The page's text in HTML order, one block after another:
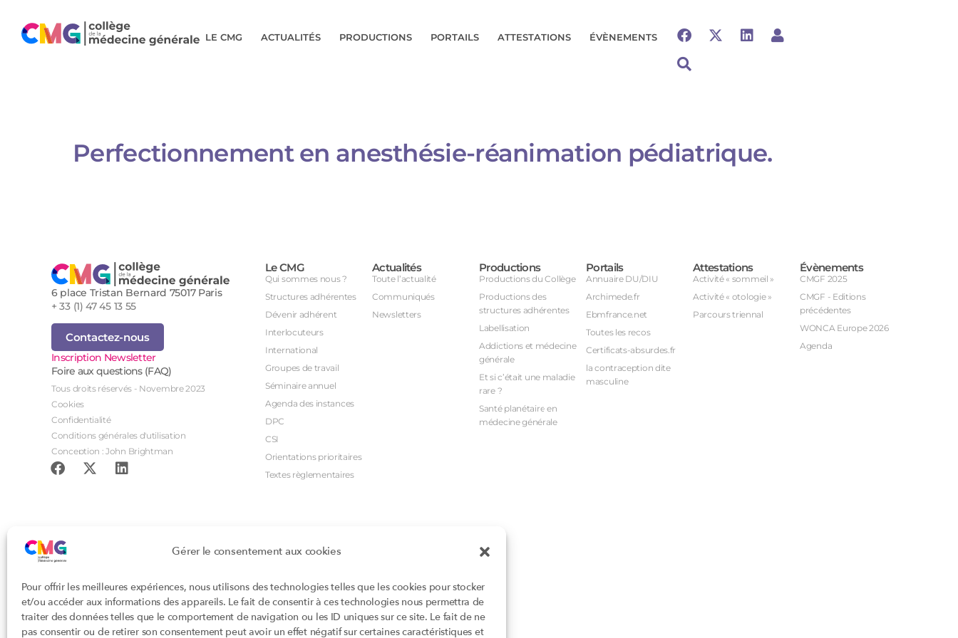
Gérer le consentement aux cookies
Pour offrir les meilleures expériences, nous utilisons des technologies telles que les cookies pour stocker
et/ou accéder aux informations des appareils. Le fait de consentir à ces technologies nous permettra de
traiter des données telles que le comportement de navigation ou les ID uniques sur ce site. Le fait de ne
pas consentir ou de retirer son consentement peut avoir un effet négatif sur certaines caractéristiques et
LE CMG ACTUALITÉS PRODUCTIONS PORTAILS ATTESTATIONS ÉVÈNEMENTS
Perfectionnement en anesthésie-réanimation pédiatrique.​
6 place Tristan Bernard 75017 Paris
+ 33 (1) 47 45 13 55
Contactez-nous
Inscription Newsletter
Foire aux questions (FAQ)
Tous droits réservés - Novembre 2023
Cookies
Confidentialité
Conditions générales d'utilisation
Conception : John Brightman
Le CMG
Qui sommes nous ?
Structures adhérentes
Dévenir adhérent
Interlocuteurs
International
Groupes de travail
Séminaire annuel
Agenda des instances
DPC
CSI
Orientations prioritaires
Textes règlementaires
Actualités
Toute l’actualité
Communiqués
Newsletters
Productions
Productions du Collège
Productions des
structures adhérentes
Labellisation
Addictions et médecine
générale
Et si c’était une maladie
rare ?
Santé planétaire en
médecine générale
Portails
Annuaire DU/DIU
Archimede.fr
Ebmfrance.net
Toutes les recos
Certificats-absurdes.fr
la contraception dite
masculine
Attestations
Activité « sommeil »
Activité « otologie »
Parcours triennal
Évènements
CMGF 2025
CMGF - Editions
précédentes
WONCA Europe 2026
Agenda